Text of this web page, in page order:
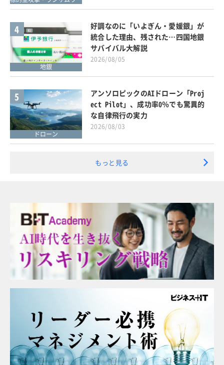
4
地銀
好調なのに「いよぎん・愛媛銀」が
統合した理由、残された…四国地銀
サバイバル大解説
2026/08/05
5
ドローン
アンソロピックのAIドローン「Proj
ect Pilot」、成功率0％でも驚異的
な自律飛行の実力
2026/08/03
もっと見る